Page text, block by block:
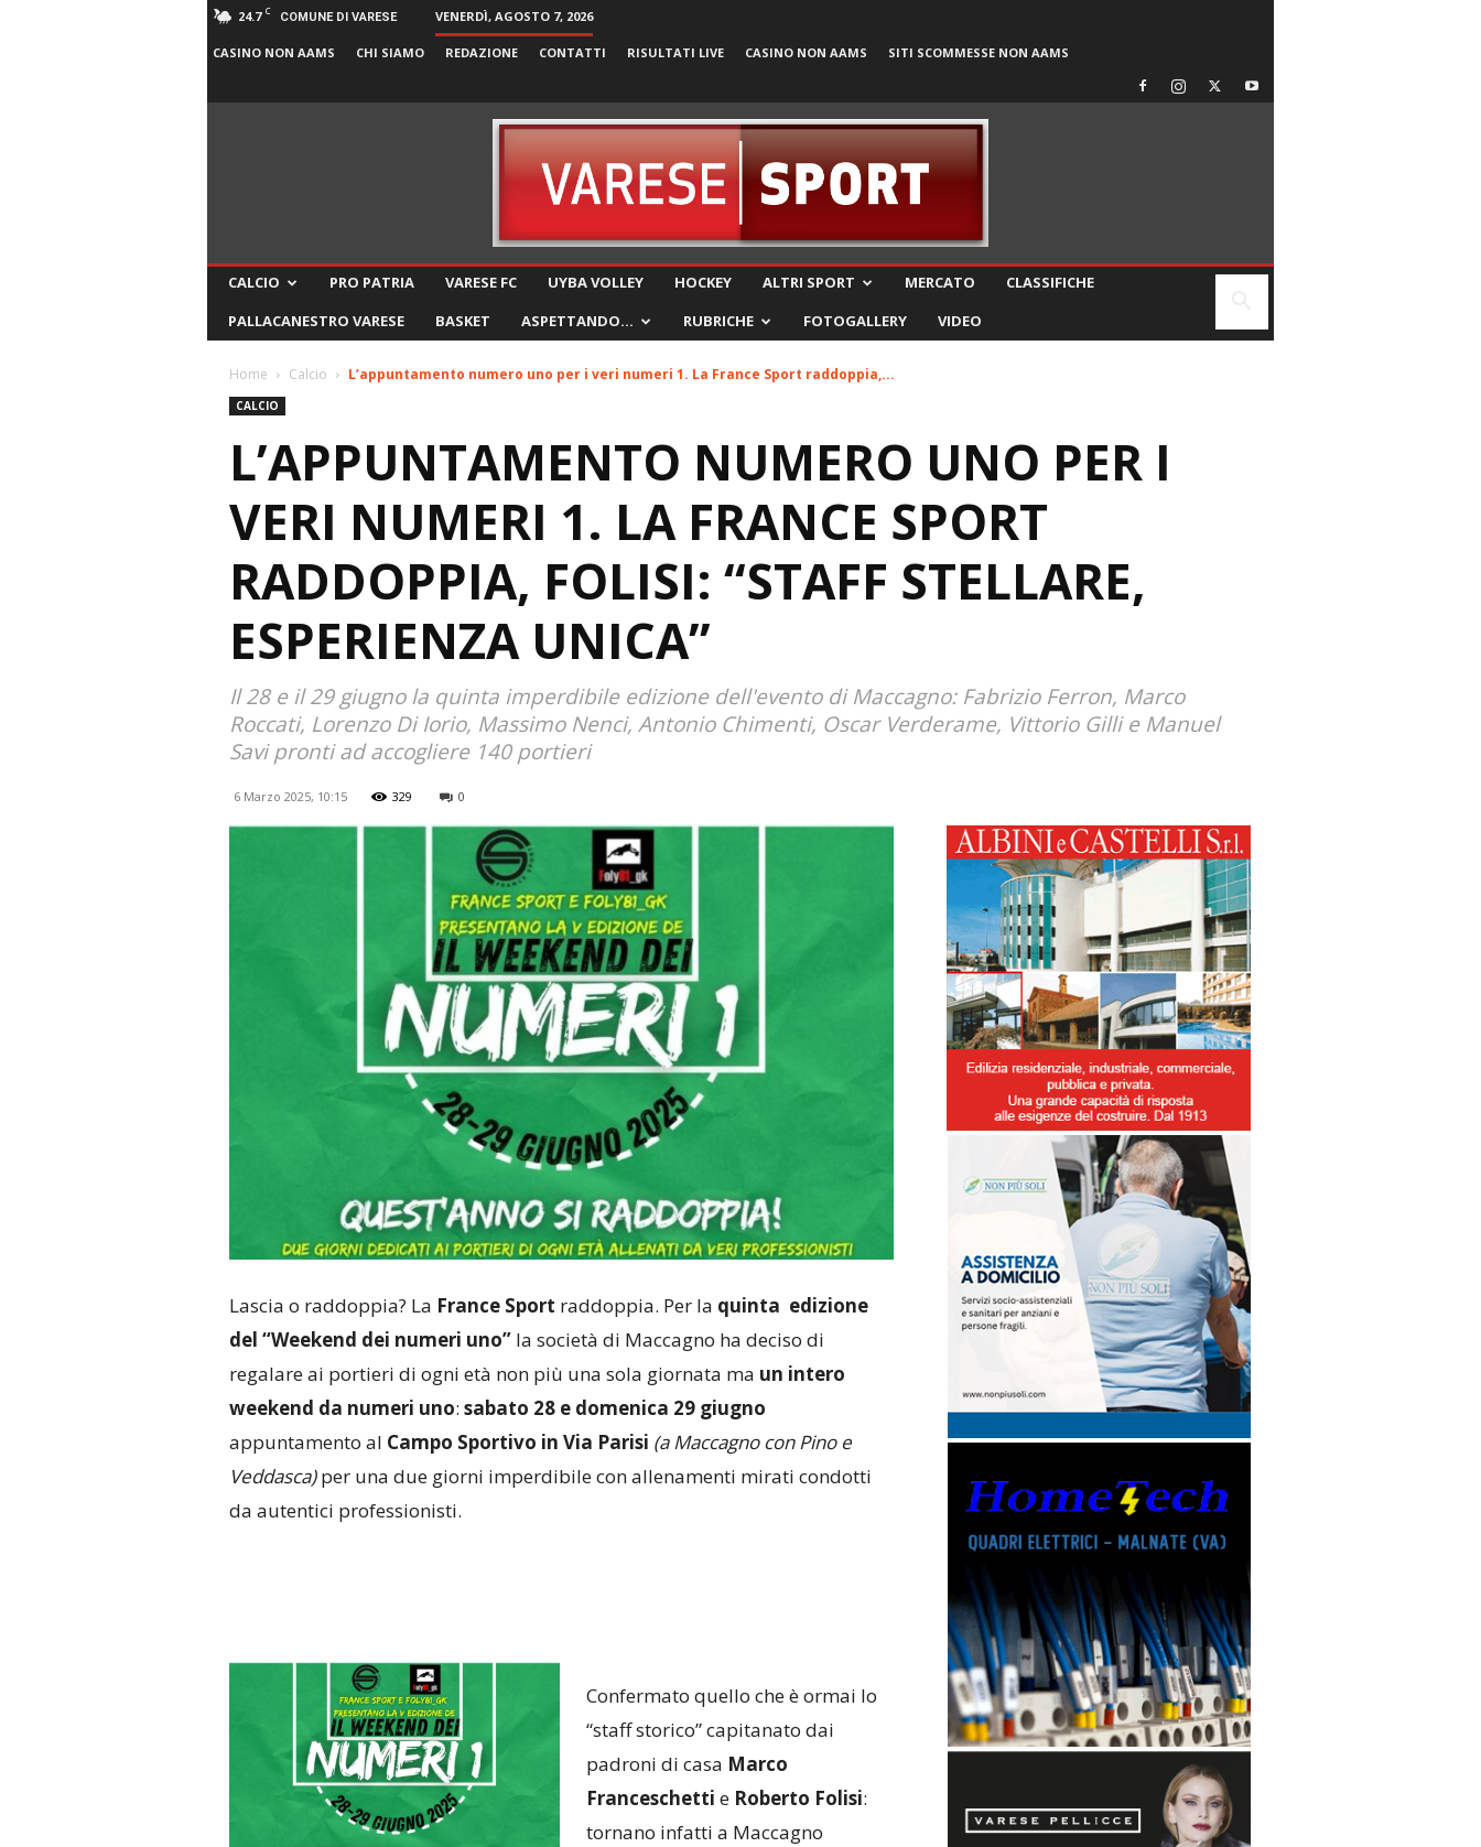
24.7 C COMUNE DI VARESE VENERDÌ, AGOSTO 7, 2026
CASINO NON AAMS CHI SIAMO REDAZIONE CONTATTI RISULTATI LIVE CASINO NON AAMS SITI SCOMMESSE NON AAMS
CALCIO PRO PATRIA VARESE FC UYBA VOLLEY HOCKEY ALTRI SPORT MERCATO
CLASSIFICHE
PALLACANESTRO VARESE
BASKET ASPETTANDO… RUBRICHE FOTOGALLERY VIDEO
Home Calcio L’appuntamento numero uno per i veri numeri 1. La France Sport raddoppia,...
CALCIO
L’APPUNTAMENTO NUMERO UNO PER I
VERI NUMERI 1. LA FRANCE SPORT
RADDOPPIA, FOLISI: “STAFF STELLARE,
ESPERIENZA UNICA”
Il 28 e il 29 giugno la quinta imperdibile edizione dell'evento di Maccagno: Fabrizio Ferron, Marco
Roccati, Lorenzo Di Iorio, Massimo Nenci, Antonio Chimenti, Oscar Verderame, Vittorio Gilli e Manuel
Savi pronti ad accogliere 140 portieri
6 Marzo 2025, 10:15 329 0
Lascia o raddoppia? La France Sport raddoppia. Per la quinta edizione
del “Weekend dei numeri uno”la società di Maccagno ha deciso di
regalare ai portieri di ogni età non più una sola giornata ma un intero
weekend da numeri uno: sabato 28 e domenica 29 giugno
appuntamento al Campo Sportivo in Via Parisi (a Maccagno con Pino e
Veddasca)per una due giorni imperdibile con allenamenti mirati condotti
da autentici professionisti.
Confermato quello che è ormai lo
“staff storico” capitanato dai
padroni di casa Marco
Franceschetti e Roberto Folisi:
tornano infatti a Maccagno